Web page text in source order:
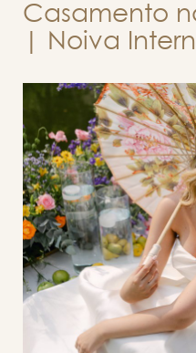
Casamento
| Noiva